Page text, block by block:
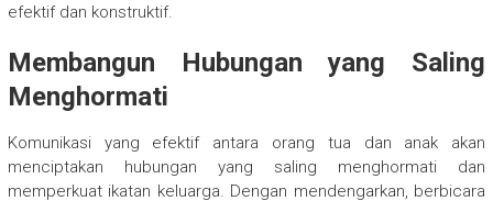
efektif dan konstruktif.
Membangun Hubungan yang Saling
Menghormati
Komunikasi yang efektif antara orang tua dan anak akan
menciptakan hubungan yang saling menghormati dan
memperkuat ikatan keluarga. Dengan mendengarkan, berbicara